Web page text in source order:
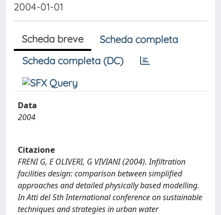
2004-01-01
Scheda breve
Scheda completa
Scheda completa (DC)
Data
2004
Citazione
FRENI G, E OLIVERI, G VIVIANI (2004). Infiltration
facilities design: comparison between simplified
approaches and detailed physically based modelling.
In Atti del 5th International conference on sustainable
techniques and strategies in urban water